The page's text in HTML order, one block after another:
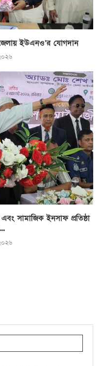
ইউএনও’র যোগদান
সামাজিক ইনসাফ প্রতিষ্ঠা